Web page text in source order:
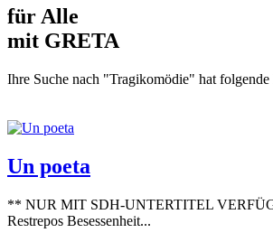
für Alle
mit GRETA
Ihre Suche nach "Tragikomödie" hat folgende
Un poeta
** NUR MIT SDH-UNTERTITEL
Restrepos Besessenheit...